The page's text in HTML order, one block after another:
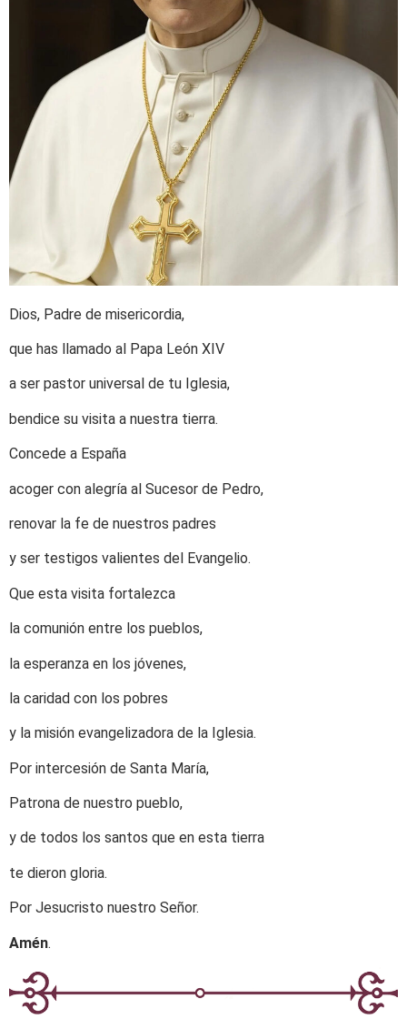
Dios, Padre de misericordia,
que has llamado al Papa León XIV
a ser pastor universal de tu Iglesia,
bendice su visita a nuestra tierra.
Concede a España
acoger con alegría al Sucesor de Pedro,
renovar la fe de nuestros padres
y ser testigos valientes del Evangelio.
Que esta visita fortalezca
la comunión entre los pueblos,
la esperanza en los jóvenes,
la caridad con los pobres
y la misión evangelizadora de la Iglesia.
Por intercesión de Santa María,
Patrona de nuestro pueblo,
y de todos los santos que en esta tierra
te dieron gloria.
Por Jesucristo nuestro Señor.
Amén.